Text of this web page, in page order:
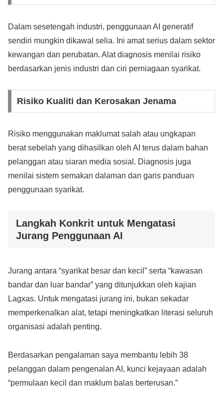
Dalam sesetengah industri, penggunaan AI generatif
sendiri mungkin dikawal selia. Ini amat serius dalam sektor
kewangan dan perubatan. Alat diagnosis menilai risiko
berdasarkan jenis industri dan ciri perniagaan syarikat.
Risiko Kualiti dan Kerosakan Jenama
Risiko menggunakan maklumat salah atau ungkapan
berat sebelah yang dihasilkan oleh AI terus dalam bahan
pelanggan atau siaran media sosial. Diagnosis juga
menilai sistem semakan dalaman dan garis panduan
penggunaan syarikat.
Langkah Konkrit untuk Mengatasi
Jurang Penggunaan AI
Jurang antara “syarikat besar dan kecil” serta “kawasan
bandar dan luar bandar” yang ditunjukkan oleh kajian
Lagxas. Untuk mengatasi jurang ini, bukan sekadar
memperkenalkan alat, tetapi meningkatkan literasi seluruh
organisasi adalah penting.
Berdasarkan pengalaman saya membantu lebih 38
pelanggan dalam pengenalan AI, kunci kejayaan adalah
“permulaan kecil dan maklum balas berterusan.”